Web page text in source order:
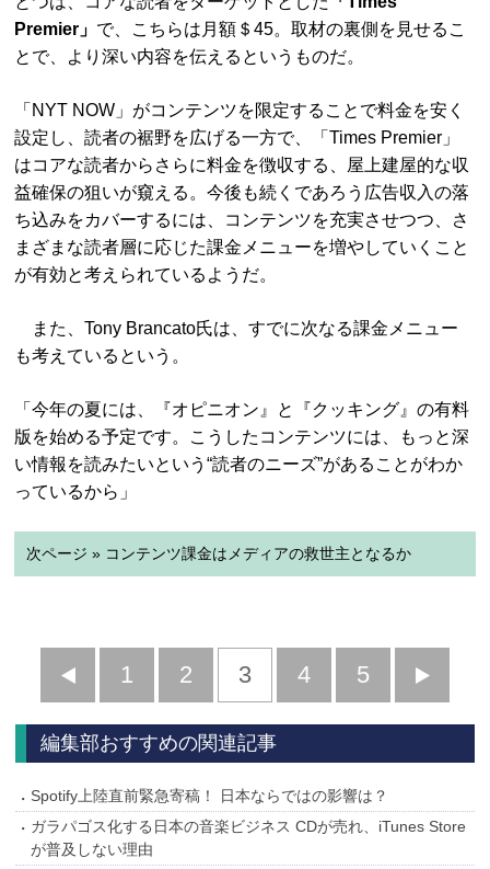
Premier」 で、こちらは月額＄45。取材の裏側を見せるこ
とで、より深い内容を伝えるというものだ。
「NYT NOW」がコンテンツを限定することで料金を安く
設定し、読者の裾野を広げる一方で、「Times Premier」
はコアな読者からさらに料金を徴収する、屋上建屋的な収
益確保の狙いが窺える。今後も続くであろう広告収入の落
ち込みをカバーするには、コンテンツを充実させつつ、さ
まざまな読者層に応じた課金メニューを増やしていくこと
が有効と考えられているようだ。
また、Tony Brancato氏は、すでに次なる課金メニュー
も考えているという。
「今年の夏には、『オピニオン』と『クッキング』の有料
版を始める予定です。こうしたコンテンツには、もっと深
い情報を読みたいという“読者のニーズ”があることがわか
っているから」
次ページ » コンテンツ課金はメディアの救世主となるか
前
へ
1 2 3 4 5
へ
編集部おすすめの関連記事
Spotify上陸直前緊急寄稿！ 日本ならではの影響は？
ガラパゴス化する日本の音楽ビジネス CDが売れ、iTunes Store
が普及しない理由